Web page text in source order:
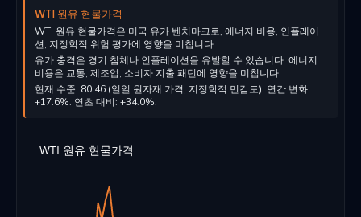
WTI 원유 현물가격
WTI 원유 현물가격은 미국 유가 벤치마크로, 에너지 비용, 인플레이
션, 지정학적 위험 평가에 영향을 미칩니다.
유가 충격은 경기 침체나 인플레이션을 유발할 수 있습니다. 에너지
비용은 교통, 제조업, 소비자 지출 패턴에 영향을 미칩니다.
현재 수준: 80.46 (일일 원자재 가격, 지정학적 민감도). 연간 변화:
+17.6%. 연초 대비: +34.0%.
WTI 원유 현물가격